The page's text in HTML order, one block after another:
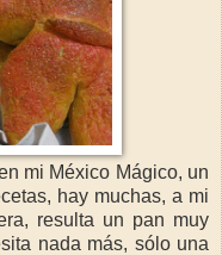
mi México Mágico, un
hay muchas, a mi
resulta un pan muy
nada más, sólo una